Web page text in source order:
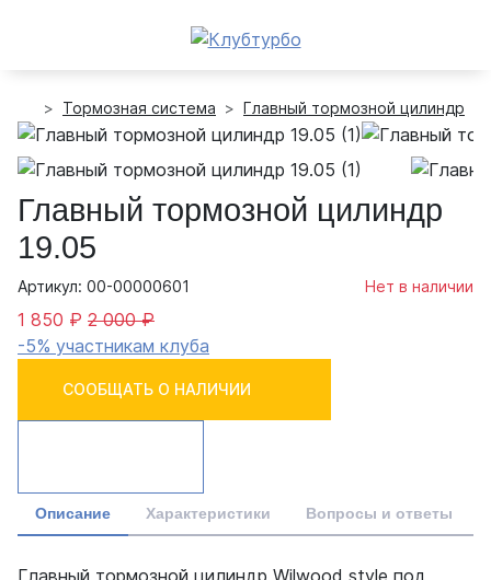
Тормозная система Главный тормозной цилиндр
Главный тормозной цилиндр
19.05
Артикул: 00-00000601 Нет в наличии
1 850 ₽ 2 000 ₽
-5% участникам клуба
СООБЩАТЬ О НАЛИЧИИ
Описание Характеристики Вопросы и ответы